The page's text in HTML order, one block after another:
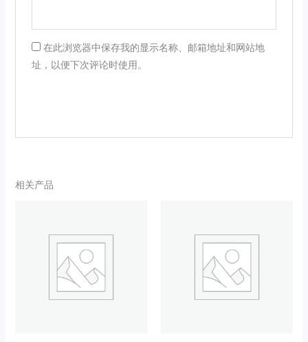
在此浏览器中保存我的显示名称、邮箱地址和网站地
址，以便下次评论时使用。
相关产品